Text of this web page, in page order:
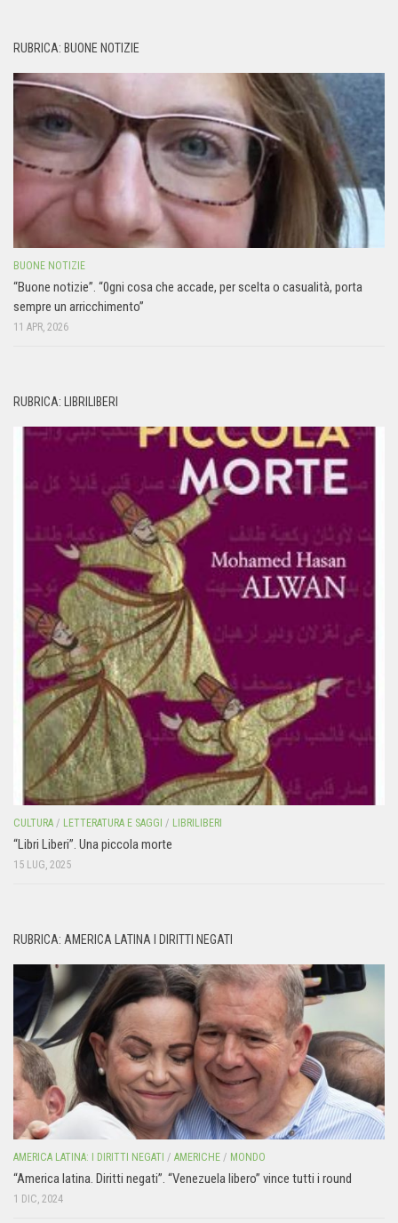
RUBRICA: BUONE NOTIZIE
BUONE NOTIZIE
“Buone notizie”. “0gni cosa che accade, per scelta o casualità, porta
sempre un arricchimento”
11 APR, 2026
RUBRICA: LIBRILIBERI
CULTURA / LETTERATURA E SAGGI / LIBRILIBERI
“Libri Liberi”. Una piccola morte
15 LUG, 2025
RUBRICA: AMERICA LATINA I DIRITTI NEGATI
AMERICA LATINA: I DIRITTI NEGATI / AMERICHE / MONDO
“America latina. Diritti negati”. “Venezuela libero” vince tutti i round
1 DIC, 2024